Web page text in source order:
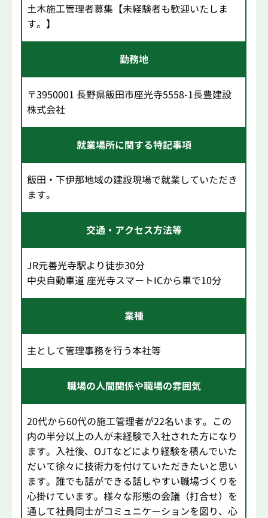
土木施工管理者募集【未経験者も歓迎いたしま
す。】
勤務地
〒3950001 長野県飯田市座光寺5558-1長豊建設
株式会社
就業場所に関する特記事項
飯田・下伊那地域の建設現場で就業していただき
ます。
交通・アクセス方法等
JR元善光寺駅より徒歩30分
中央自動車道 座光寺スマートICから車で10分
業種
主として管理事務を行う本社等
職場の人間関係や職場の雰囲気
20代から60代の施工管理者が22名います。この
内の半分以上の人が未経験で入社された方になり
ます。入社後、OJTなどにより経験を積んでいた
だいて徐々に技術力を付けていただきたいと思い
ます。誰でも話ができる話しやすい職場づくりを
心掛けています。様々な形態の会議（打合せ）を
通して社員同士がコミュニケーションを図り、心